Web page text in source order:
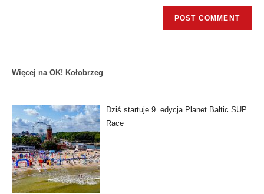
Więcej na OK! Kołobrzeg
Dziś startuje 9. edycja Planet Baltic SUP
Race